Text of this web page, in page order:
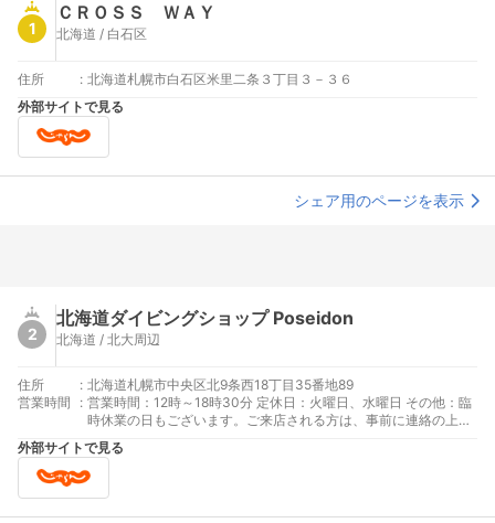
1
ＣＲＯＳＳ ＷＡＹ
北海道 / 白石区
住所 : 北海道札幌市白石区米里二条３丁目３－３６
外部サイトで見る
シェア用のページを表示
2
北海道ダイビングショップ Poseidon
北海道 / 北大周辺
住所 : 北海道札幌市中央区北9条西18丁目35番地89
営業時間
: 営業時間：12時～18時30分 定休日：火曜日、水曜日 その他：臨
時休業の日もございます。ご来店される方は、事前に連絡の上、
来店予約をお願い申し上げます。
外部サイトで見る